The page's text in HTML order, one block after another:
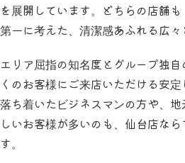
を展開しています。どちらの店舗
第一に考えた、清潔感あふれる広々
エリア屈指の知名度とグループ独
くのお客様にご来店いただける安定
落ち着いたビジネスマンの方や、
しいお客様が多いのも、仙台店な
す。